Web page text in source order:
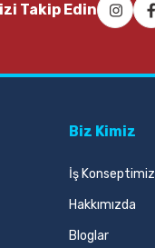
Takip Edin
Biz Kimiz
İş Konseptimiz
Hakkımızda
Bloglar